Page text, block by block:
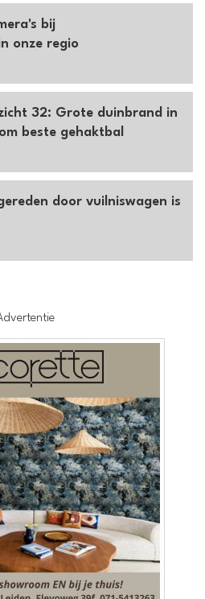
bij
onze regio
32: Grote duinbrand in
beste gehaktbal
door vuilniswagen is